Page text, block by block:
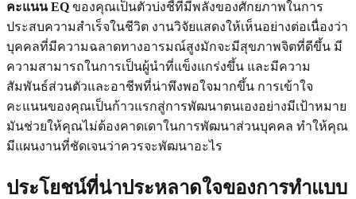
คะแนน EQ ของคุณเป็นตัวบ่งชี้ที่มีพลังของศักยภาพในการ
ประสบความสำเร็จในชีวิต งานวิจัยแสดงให้เห็นอย่างต่อเนื่องว่า
บุคคลที่มีความฉลาดทางอารมณ์สูงมักจะมีสุขภาพจิตที่ดีขึ้น มี
ความสามารถในการเป็นผู้นำที่แข็งแกร่งขึ้น และมีความ
สัมพันธ์ส่วนตัวและอาชีพที่น่าพึงพอใจมากขึ้น การเข้าใจ
คะแนนของคุณเป็นก้าวแรกสู่การพัฒนาตนเองอย่างมีเป้าหมาย
มันช่วยให้คุณไม่ต้องคาดเดาในการพัฒนาส่วนบุคคล ทำให้คุณ
มีแผนงานที่ชัดเจนว่าควรจะพัฒนาอะไร
ประโยชน์ที่น่าประหลาดใจของการทำแบบ